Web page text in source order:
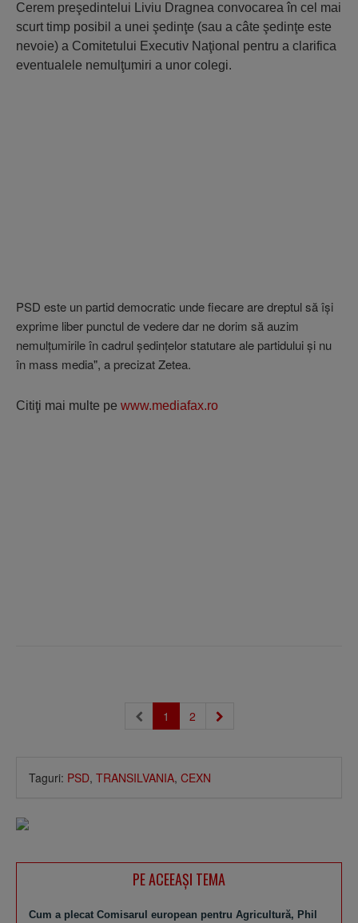
Cerem preşedintelui Liviu Dragnea convocarea în cel mai
scurt timp posibil a unei şedinţe (sau a câte şedinţe este
nevoie) a Comitetului Executiv Naţional pentru a clarifica
eventualele nemulţumiri a unor colegi.
PSD este un partid democratic unde fiecare are dreptul să îşi
exprime liber punctul de vedere dar ne dorim să auzim
nemulţumirile în cadrul şedinţelor statutare ale partidului şi nu
în mass media", a precizat Zetea.
Citiţi mai multe pe www.mediafax.ro
1 2
Taguri: PSD, TRANSILVANIA, CEXN
PE ACEEAŞI TEMA
Cum a plecat Comisarul european pentru Agricultură, Phil